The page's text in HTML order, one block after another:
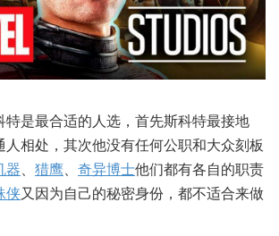
特是最合适的人选，首先斯科特最接地
相处，其次他没有任何公职和大众刻板
器、 猎鹰、 奇异博士他们都有各自的职责
侠又因为自己的秘密身份，都不适合来做